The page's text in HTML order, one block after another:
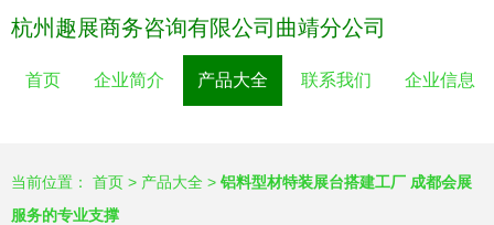
杭州趣展商务咨询有限公司曲靖分公司
首页 企业简介 产品大全 联系我们 企业信息
当前位置： 首页 > 产品大全 > 铝料型材特装展台搭建工厂 成都会展
服务的专业支撑